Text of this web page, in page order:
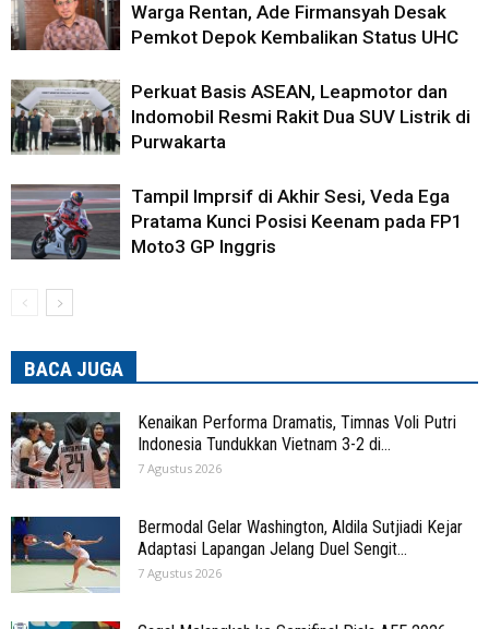
Warga Rentan, Ade Firmansyah Desak
Pemkot Depok Kembalikan Status UHC
Perkuat Basis ASEAN, Leapmotor dan
Indomobil Resmi Rakit Dua SUV Listrik di
Purwakarta
Tampil Imprsif di Akhir Sesi, Veda Ega
Pratama Kunci Posisi Keenam pada FP1
Moto3 GP Inggris
BACA JUGA
Kenaikan Performa Dramatis, Timnas Voli Putri
Indonesia Tundukkan Vietnam 3-2 di...
7 Agustus 2026
Bermodal Gelar Washington, Aldila Sutjiadi Kejar
Adaptasi Lapangan Jelang Duel Sengit...
7 Agustus 2026